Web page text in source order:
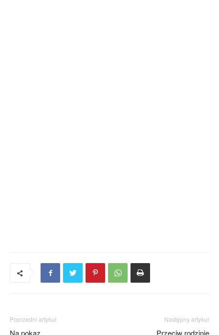
Poprzedni artykuł
Na pokaz
Następny artykuł
Przeciw rodzinie